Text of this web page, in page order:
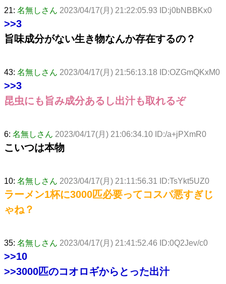
21: 名無しさん 2023/04/17(月) 21:22:05.93 ID:j0bNBBKx0
>>3
旨味成分がない生き物なんか存在するの？
43: 名無しさん 2023/04/17(月) 21:56:13.18 ID:OZGmQKxM0
>>3
昆虫にも旨み成分あるし出汁も取れるぞ
6: 名無しさん 2023/04/17(月) 21:06:34.10 ID:/a+jPXmR0
こいつは本物
10: 名無しさん 2023/04/17(月) 21:11:56.31 ID:TsYkt5UZ0
ラーメン1杯に3000匹必要ってコスパ悪すぎじ
ゃね？
35: 名無しさん 2023/04/17(月) 21:41:52.46 ID:0Q2Jev/c0
>>10
>>3000匹のコオロギからとった出汁